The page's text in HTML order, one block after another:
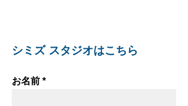
シミズ スタジオはこちら
お名前